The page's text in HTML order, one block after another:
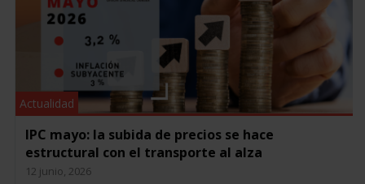
Actualidad
IPC mayo: la subida de precios se hace
estructural con el transporte al alza
12 junio, 2026